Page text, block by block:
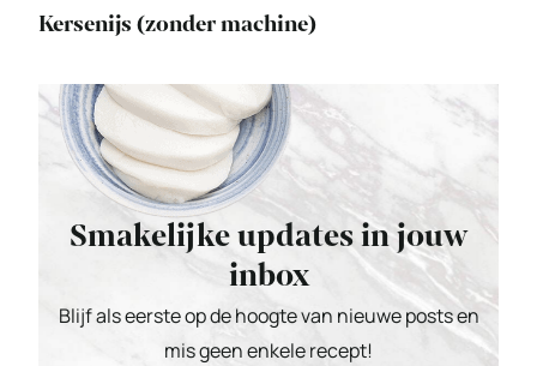
Kersenijs (zonder machine)
Smakelijke updates in jouw
inbox
Blijf als eerste op de hoogte van nieuwe posts en
mis geen enkele recept!